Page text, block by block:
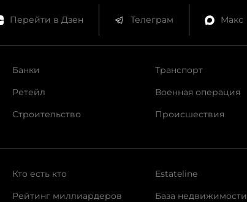
Перейти в Дзен Телеграм Макс
Банки
Ретейл
Строительство
Транспорт
Военная операция
Происшествия
Кто есть кто
Рейтинг миллиардеров
Estateline
База недвижимости